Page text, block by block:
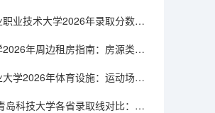
河北工业职业技术大学2026年录取分数是多少？新生报到与住宿条件说明
深圳大学2026年周边租房指南：房源类型、租金水平与交通配套
河南工业大学2026年体育设施：运动场馆、健身房与体育课程
2026年青岛科技大学各省录取线对比：物理类与历史类分数差异分析